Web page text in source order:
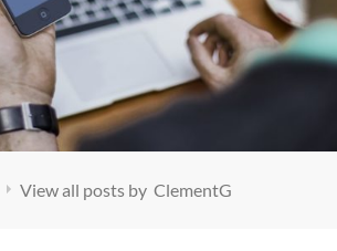
View all posts by ClementG